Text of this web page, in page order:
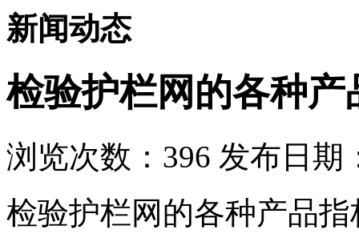
新闻动态
检验护栏网的各种产
浏览次数： 396 发布日期
检验护栏网的各种产品指